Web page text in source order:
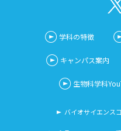
学科の特徴
キャンパス案内
生物科学科
バイオサイエンス